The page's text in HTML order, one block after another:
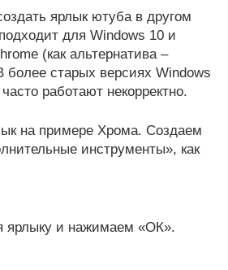
ярлык ютуба в другом
для Windows 10 и
(как альтернатива –
более старых версиях Windows
работают некорректно.
на примере Хрома. Создаем
инструменты», как
ярлыку и нажимаем «ОК».